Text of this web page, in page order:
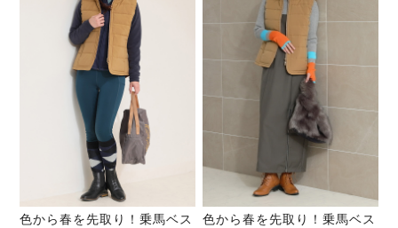
色から春を先取り！乗馬ベス
色から春を先取り！乗馬ベス